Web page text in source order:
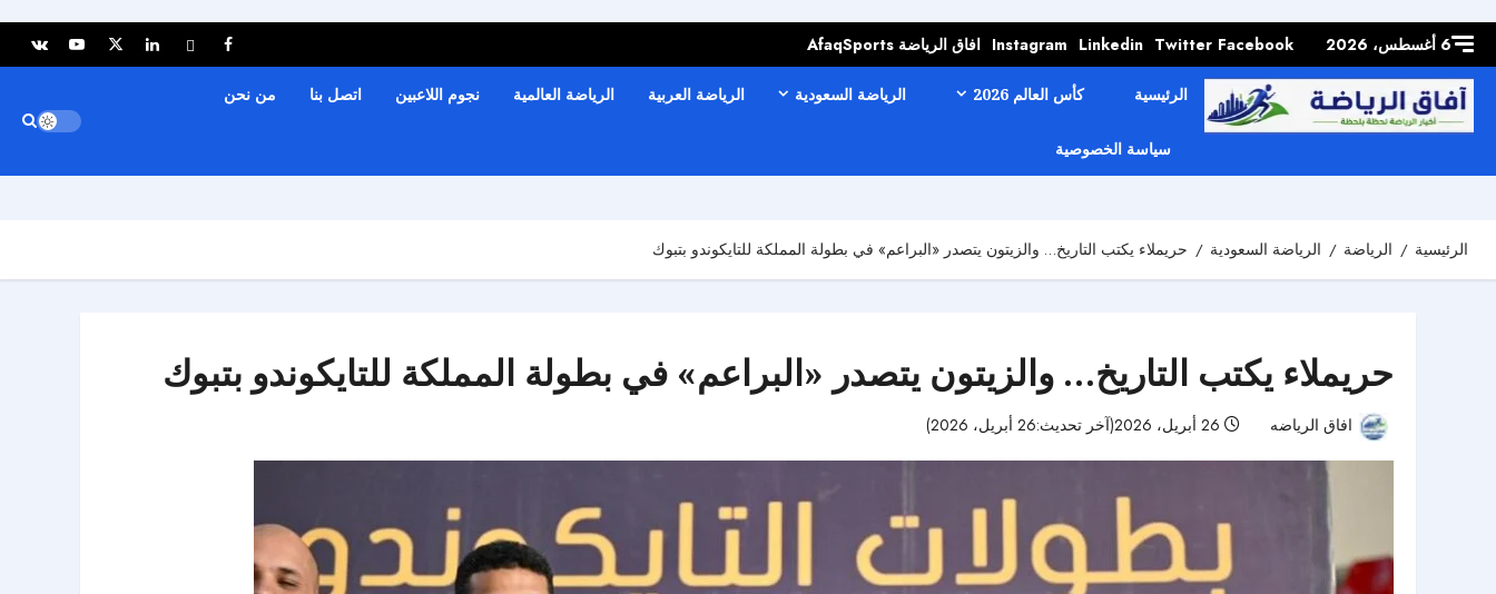
content6 أغسطس، 2026 Facebook
Twitter
Linkedin
Instagram افاق الرياضة AfaqSports
الرئيسية كأس العالم 2026 الرياضة السعودية الرياضة العربية الرياضة العالمية نجوم اللاعبين اتصل بنا من نحن
سياسة الخصوصية
الرئيسية الرياضة الرياضة السعودية حريملاء يكتب التاريخ… والزيتون يتصدر «البراعم» في بطولة المملكة للتايكوندو بتبوك
حريملاء يكتب التاريخ… والزيتون يتصدر «البراعم» في بطولة المملكة للتايكوندو بتبوك
افاق الرياضه